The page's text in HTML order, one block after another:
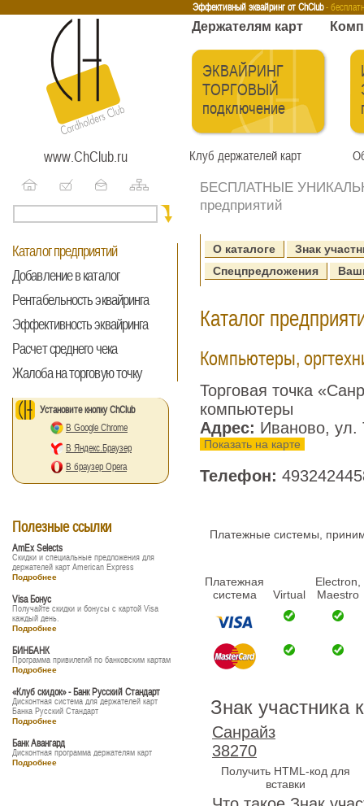
Эффективный эквайринг от ChClub -
Интернет-эквайринг Тренинги Бесплатные сервисы
Держателям карт
ЭКВАЙРИНГ
ТОРГОВЫЙ
подключение
www.ChClub.ru Клуб держателей карт
Каталог предприятий
Добавление в каталог
Рентабельность эквайринга
Эффективность эквайринга
Расчет среднего чека
Жалоба на торговую точку
Установите кнопку ChClub
В Google Chrome
В Яндекс.Браузер
В браузер Opera
Полезные ссылки
AmEx Selects
Скидки и специальные предложения для
держателей карт American Express
Подробнее
Visa Бонус
Получайте скидки и бонусы с картой Visa
каждый день.
Подробнее
БИНБАНК
Программа привилегий по банковским картам
Подробнее
«Клуб скидок» - Банк Русский Стандарт
Дисконтная система для держателей карт
Банка Русский Стандарт
Подробнее
Банк Авангард
Дисконтная программа держателям карт
Подробнее
БЕСПЛАТНЫЕ
предприятий
О каталоге
Знак
Спецпредложения
Каталог
Компьютеры,
Торговая точка
компьютеры
Адрес: Иваново, ул.
Показать на карте
Телефон:
Платежные системы,
Платежная
система
Virtual
Electron,
Maestro
Знак участника
Санрайз
38270
Получить HTML-код для
вставки